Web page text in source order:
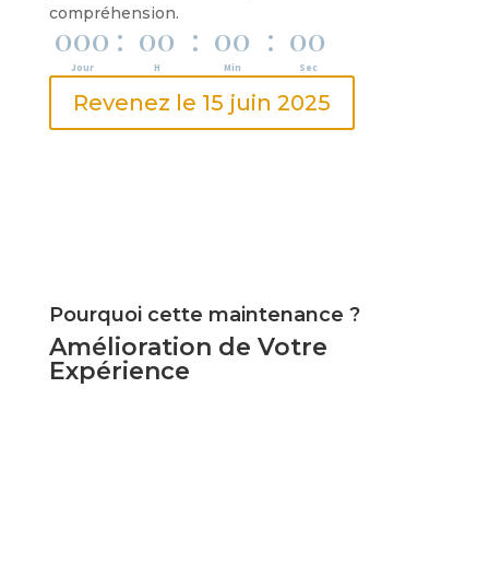
compréhension.
000
Jour
: 00
H
: 00
Min
: 00
Sec
Revenez le 15 juin 2025
Pourquoi cette maintenance ?
Amélioration de Votre
Expérience